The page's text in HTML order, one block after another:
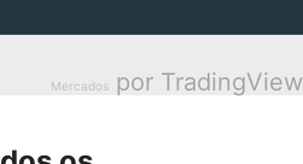
Mercados por TradingView